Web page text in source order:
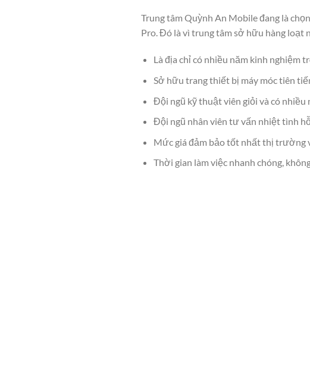
Trung tâm Quỳnh An Mobile đang là
Pro. Đó là vì trung tâm sở hữu hàng loạt
Là địa chỉ có nhiều năm kinh nghiệm
Sở hữu trang thiết bị máy móc tiên
Đội ngũ kỹ thuật viên giỏi và có nhiều
Đội ngũ nhân viên tư vấn nhiệt tình
Mức giá đảm bảo tốt nhất thị trường
Thời gian làm việc nhanh chóng,